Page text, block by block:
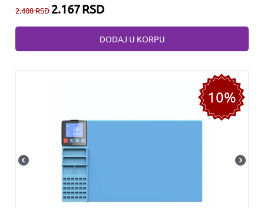
2.408RSD 2.167RSD
DODAJ U KORPU
10%